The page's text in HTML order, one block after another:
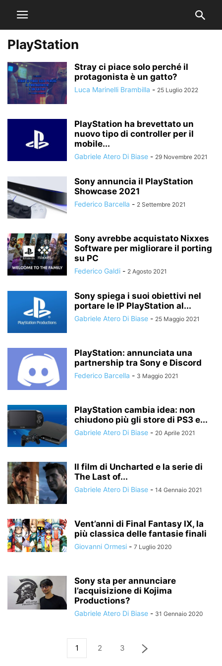
PlayStation
Stray ci piace solo perché il
protagonista è un gatto?
Luca Marinelli Brambilla - 25 Luglio 2022
PlayStation ha brevettato un
nuovo tipo di controller per il
mobile...
Gabriele Atero Di Biase - 29 Novembre 2021
Sony annuncia il PlayStation
Showcase 2021
Federico Barcella - 2 Settembre 2021
Sony avrebbe acquistato Nixxes
Software per migliorare il porting
su PC
Federico Galdi - 2 Agosto 2021
Sony spiega i suoi obiettivi nel
portare le IP PlayStation al...
Gabriele Atero Di Biase - 25 Maggio 2021
PlayStation: annunciata una
partnership tra Sony e Discord
Federico Barcella - 3 Maggio 2021
PlayStation cambia idea: non
chiudono più gli store di PS3 e...
Gabriele Atero Di Biase - 20 Aprile 2021
Il film di Uncharted e la serie di
The Last of...
Gabriele Atero Di Biase - 14 Gennaio 2021
Vent’anni di Final Fantasy IX, la
più classica delle fantasie finali
Giovanni Ormesi - 7 Luglio 2020
Sony sta per annunciare
l’acquisizione di Kojima
Productions?
Gabriele Atero Di Biase - 31 Gennaio 2020
1 2 3